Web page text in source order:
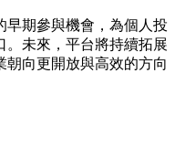
早期參與機會，為個人投
。未來，平台將持續拓展
朝向更開放與高效的方向